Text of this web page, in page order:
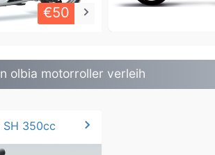
€50 keyboard_arrow_right
olbia motorroller verleih
350cc chevron_right